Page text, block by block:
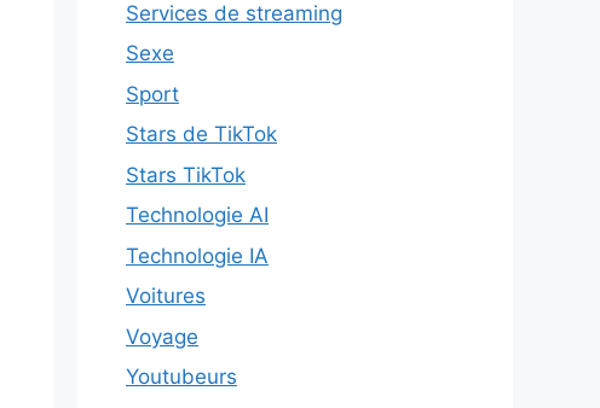
Services de streaming
Sexe
Sport
Stars de TikTok
Stars TikTok
Technologie AI
Technologie IA
Voitures
Voyage
Youtubeurs